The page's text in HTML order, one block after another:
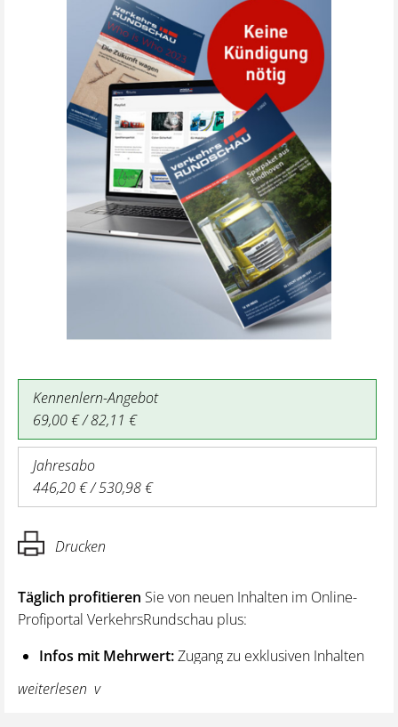
Kennenlern-Angebot
69,00 € / 82,11 €
Jahresabo
446,20 € / 530,98 €
Drucken
Täglich profitieren Sie von neuen Inhalten im Online-
Profiportal VerkehrsRundschau plus:
Infos mit Mehrwert:Zugang zu exklusiven Inhalten
und Hintergrundwissen – von aktuellen Regelungen
wie z. B. bei den Lenk- und Ruhezeiten,
weiterlesen